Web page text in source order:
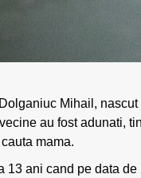
Mihail,
au fost adunati,
mama.
13 ani cand pe data